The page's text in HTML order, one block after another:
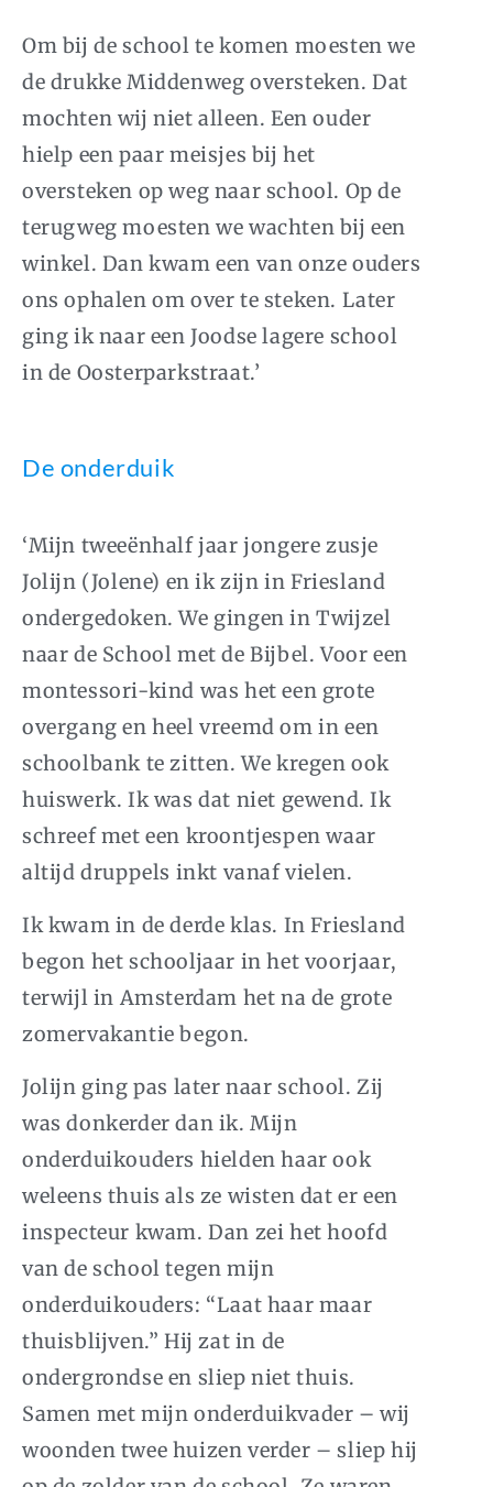
Om bij de school te komen moesten we
de drukke Middenweg oversteken. Dat
mochten wij niet alleen. Een ouder
hielp een paar meisjes bij het
oversteken op weg naar school. Op de
terugweg moesten we wachten bij een
winkel. Dan kwam een van onze ouders
ons ophalen om over te steken. Later
ging ik naar een Joodse lagere school
in de Oosterparkstraat.’
De onderduik
‘Mijn tweeënhalf jaar jongere zusje
Jolijn (Jolene) en ik zijn in Friesland
ondergedoken. We gingen in Twijzel
naar de School met de Bijbel. Voor een
montessori-kind was het een grote
overgang en heel vreemd om in een
schoolbank te zitten. We kregen ook
huiswerk. Ik was dat niet gewend. Ik
schreef met een kroontjespen waar
altijd druppels inkt vanaf vielen.
Ik kwam in de derde klas. In Friesland
begon het schooljaar in het voorjaar,
terwijl in Amsterdam het na de grote
zomervakantie begon.
Jolijn ging pas later naar school. Zij
was donkerder dan ik. Mijn
onderduikouders hielden haar ook
weleens thuis als ze wisten dat er een
inspecteur kwam. Dan zei het hoofd
van de school tegen mijn
onderduikouders: “Laat haar maar
thuisblijven.” Hij zat in de
ondergrondse en sliep niet thuis.
Samen met mijn onderduikvader – wij
woonden twee huizen verder – sliep hij